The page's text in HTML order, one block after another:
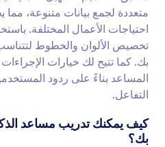
متعددة لجمع بيانات متنوعة،
احتياجات الأعمال المختلفة.
تخصيص الألوان والخطوط لتتناسب
بك. كما تتيح لك خيارات
المساعد بناءً على ردود
التفاعل.
كيف يمكنك تدريب مساعد
بك؟